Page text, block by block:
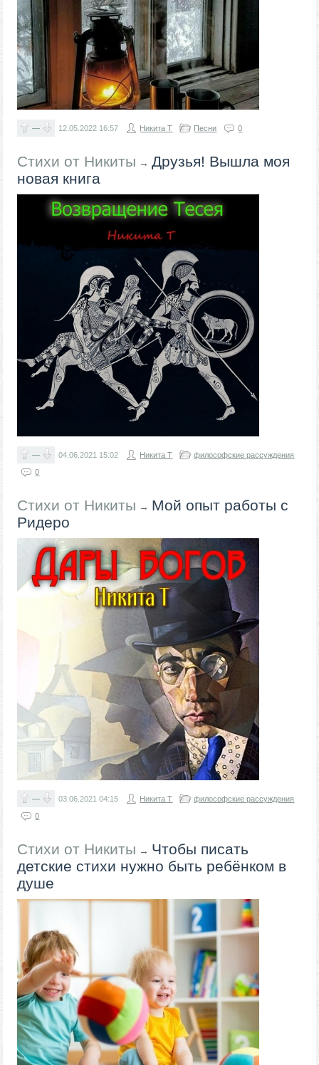
— 12.05.2022 16:57 Никита Т Песни 0
Стихи от Никиты →Друзья! Вышла моя
новая книга
— 04.06.2021 15:02 Никита Т
философские рассуждения
0
Стихи от Никиты → Мой опыт работы с
Ридеро
— 03.06.202104:15 Никита Т
философские рассуждения
0
Стихи от Никиты → Чтобы писать
детские стихи нужно быть ребёнком в
душе